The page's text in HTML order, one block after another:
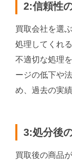
2:信頼性
買取会社を選
処理してくれ
不適切な処理
ージの低下や
め、過去の実
3:処分後
買取後の商品